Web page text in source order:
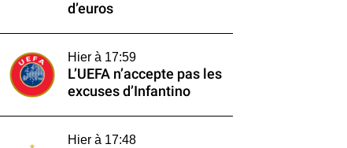
d’euros
Hier à 17:59
L’UEFA n’accepte pas les
excuses d’Infantino
Hier à 17:48